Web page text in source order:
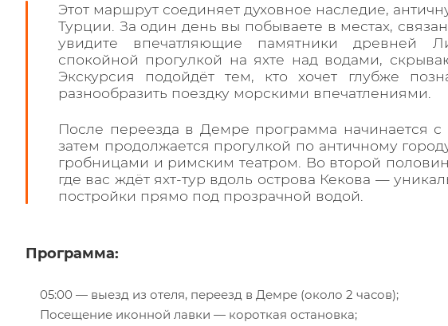
Этот маршрут соединяет духовное наследие,
Турции. За один день вы побываете в местах,
увидите впечатляющие памятники древней
спокойной прогулкой на яхте над водами,
Экскурсия подойдёт тем, кто хочет глубже
разнообразить поездку морскими впечатлениями.
После переезда в Демре программа начинается
затем продолжается прогулкой по античному
гробницами и римским театром. Во второй
где вас ждёт яхт-тур вдоль острова Кекова —
постройки прямо под прозрачной водой.
Программа:
05:00 — выезд из отеля, переезд в Демре (около 2 часов);
Посещение иконной лавки — короткая остановка;